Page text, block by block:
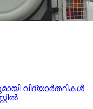
വിദ്യാര്‍ത്ഥികള്‍